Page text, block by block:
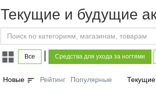
Текущие и будущие
Все | Средства для ухода за ногтями
Новые sort Рейтинг Популярные Текущие